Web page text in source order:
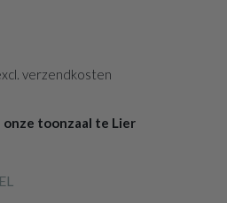
verzendkosten
toonzaal te Lier